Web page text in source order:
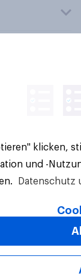
klicken,
und -
Datenschutz